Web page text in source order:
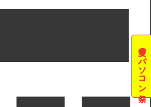
夏のパソコン祭